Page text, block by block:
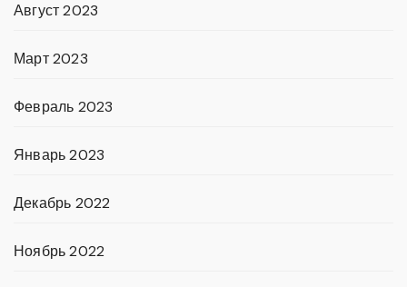
Август 2023
Март 2023
Февраль 2023
Январь 2023
Декабрь 2022
Ноябрь 2022